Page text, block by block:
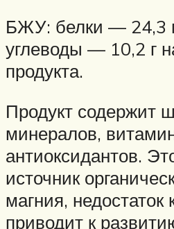
БЖУ: белки — 24,3
углеводы — 10,2 г
продукта.
Продукт содержит
минералов,
антиоксидантов.
источник
магния, недостаток
приводит к